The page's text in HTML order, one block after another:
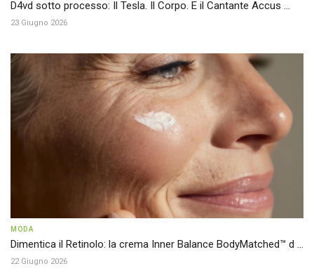
D4vd sotto processo: Il Tesla. Il Corpo. E il Cantante Accus ...
23 Giugno 2026
MODA
Dimentica il Retinolo: la crema Inner Balance BodyMatched™ d ...
22 Giugno 2026